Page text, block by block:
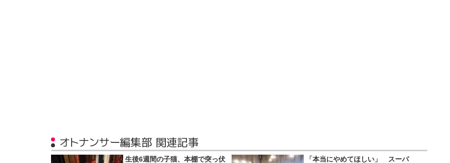
オトナンサー編集部 関連記事
生後6週間の子猫、本棚で突っ伏
「本当にやめてほしい」 スーパ